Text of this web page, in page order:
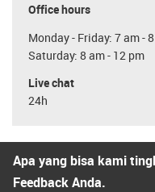
Office hours
Monday - Friday: 7 am -
Saturday: 8 am - 12 pm
Live chat
24h
Apa yang bisa kami
Feedback Anda.